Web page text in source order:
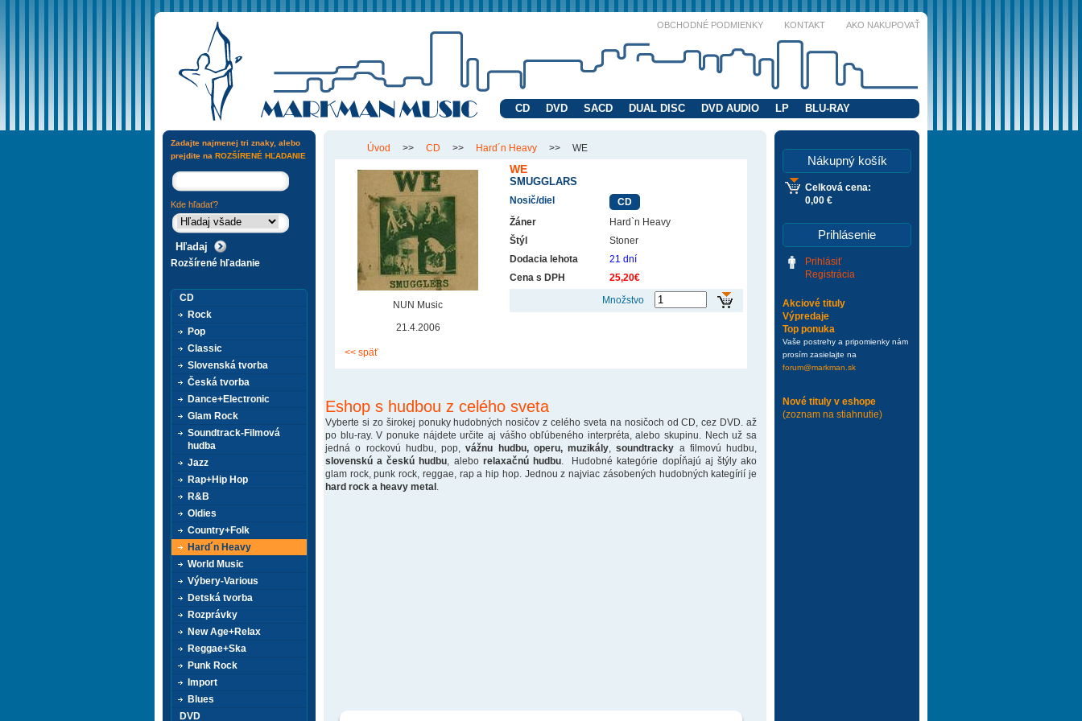
OBCHODNÉ PODMIENKY KONTAKT AKO NAKUPOVAŤ
CD DVD SACD DUAL DISC DVD AUDIO LP BLU-RAY
Úvod >> CD >> Hard´n Heavy >> WE
NUN Music
21.4.2006
WE
SMUGGLARS
Nosič/diel
CD
Žáner
Hard`n Heavy
Štýl
Stoner
Dodacia lehota
21 dní
Cena s DPH
25,20€
Množstvo
<< späť
Eshop s hudbou z celého sveta
Vyberte si zo širokej ponuky hudobných nosičov z celého sveta na nosičoch od CD, cez DVD. až
po blu-ray. V ponuke nájdete určite aj vášho obľúbeného interpréta, alebo skupinu. Nech už sa
jedná o rockovú hudbu, pop,vážnu hudbu, operu, muzikály ,soundtracky a filmovú hudbu,
slovenskú a českú hudbu , alebo relaxačnú hudbu. Hudobné kategórie dopĺňajú aj štýly ako
glam rock, punk rock, reggae, rap a hip hop. Jednou z najviac zásobených hudobných kategírií je
hard rock a heavy metal
Nákupný košík
Celková cena:
0,00 €
Prihlásenie
Prihlásiť
Registrácia
Akciové tituly
Výpredaje
Top ponuka
Vaše postrehy a pripomienky nám
prosím zasielajte na
forum@markman.sk
Nové tituly v eshope
(zoznam na stiahnutie)
Zadajte najmenej tri znaky, alebo
prejdite na ROZŠÍRENÉ HĽADANIE
Kde hľadať?
Rozšírené hľadanie
CD
Rock
Pop
Classic
Slovenská tvorba
Česká tvorba
Dance+Electronic
Glam Rock
Soundtrack-Filmová
hudba
Jazz
Rap+Hip Hop
R&B
Oldies
Country+Folk
Hard´n Heavy
World Music
Výbery-Various
Detská tvorba
Rozprávky
New Age+Relax
Reggae+Ska
Punk Rock
Import
Blues
DVD